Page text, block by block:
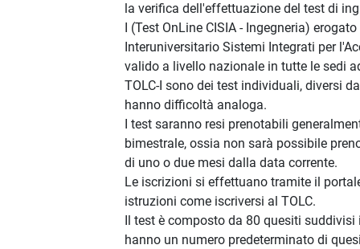
la verifica dell'effettuazione del test di
I (Test OnLine CISIA - Ingegneria)
Interuniversitario Sistemi Integrati per
valido a livello nazionale in tutte le sedi
TOLC-I sono dei test individuali, diversi
hanno difficoltà analoga.
I test saranno resi prenotabili
bimestrale, ossia non sarà possibile
di uno o due mesi dalla data corrente.
Le iscrizioni si effettuano tramite il
istruzioni come iscriversi al TOLC.
Il test è composto da 80 quesiti
hanno un numero predeterminato di